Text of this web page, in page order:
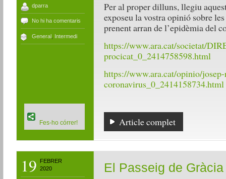
dparra
No hi ha comentaris
General, Intermedi
Per al proper dilluns, llegiu
exposeu la vostra opinió sobre
prenent arran de l’epidèmia del
https://www.ara.cat/societat/
procicat_0_2414758598.html
https://www.ara.cat/opinio/
coronavirus_0_2414158734.html
Article complet
Fes-ho córrer!
19
FEBRER
2020
El Passeig de Gràcia